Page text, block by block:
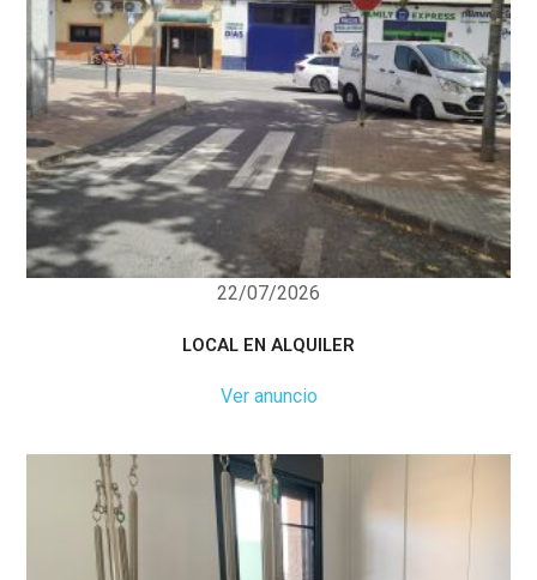
22/07/2026
LOCAL EN ALQUILER
Ver anuncio